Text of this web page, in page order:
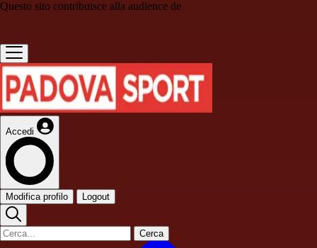
Questo sito contribuisce alla audience de
Accedi
Modifica profilo Logout
Cerca